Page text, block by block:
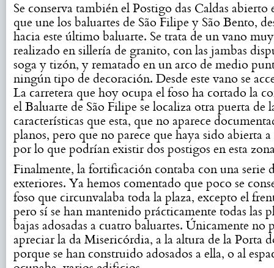
Se conserva también el Postigo das Caldas abierto
que une los baluartes de São Filipe y São Bento,
hacia este último baluarte. Se trata de un vano
realizado en sillería de granito, con las jambas
soga y tizón, y rematado en un arco de medio
ningún tipo de decoración. Desde este vano se
La carretera que hoy ocupa el foso ha cortado la
el Baluarte de São Filipe se localiza otra puerta de
características que esta, que no aparece
planos, pero que no parece que haya sido abierta
por lo que podrían existir dos postigos en esta
Finalmente, la fortificación contaba con una serie
exteriores. Ya hemos comentado que poco se
foso que circunvalaba toda la plaza, excepto el
pero sí se han mantenido prácticamente todas las
bajas adosadas a cuatro baluartes. Únicamente no
apreciar la da Misericórdia, a la altura de la Porta
porque se han construido adosados a ella, o al